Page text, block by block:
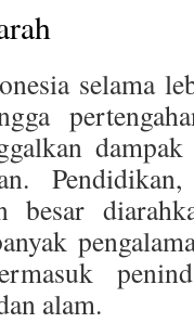
selama
besar
alam.